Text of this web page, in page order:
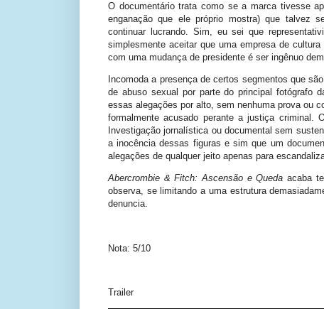
O documentário trata como se a marca tivesse
enganação que ele próprio mostra) que talvez
continuar lucrando. Sim, eu sei que
simplesmente aceitar que uma empresa de
com uma mudança de presidente é ser ingênuo
Incomoda a presença de certos segmentos que
de abuso sexual por parte do principal fotógrafo
essas alegações por alto, sem nenhuma prova ou
formalmente acusado perante a justiça criminal.
Investigação jornalística ou documental sem
a inocência dessas figuras e sim que um
alegações de qualquer jeito apenas para
Abercrombie & Fitch: Ascensão e Queda acaba
observa, se limitando a uma estrutura
denuncia.
Nota: 5/10
Trailer